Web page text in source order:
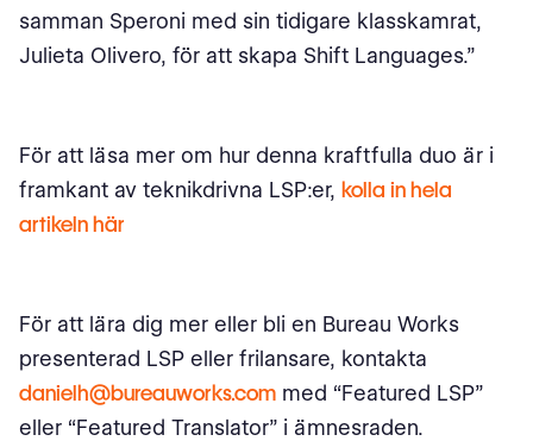
samman Speroni med sin tidigare klasskamrat,
Julieta Olivero, för att skapa Shift Languages.”
För att läsa mer om hur denna kraftfulla duo är i
framkant av teknikdrivna LSP:er, kolla in hela
artikeln här
För att lära dig mer eller bli en Bureau Works
presenterad LSP eller frilansare, kontakta
danielh@bureauworks.com med “Featured LSP”
eller “Featured Translator” i ämnesraden.